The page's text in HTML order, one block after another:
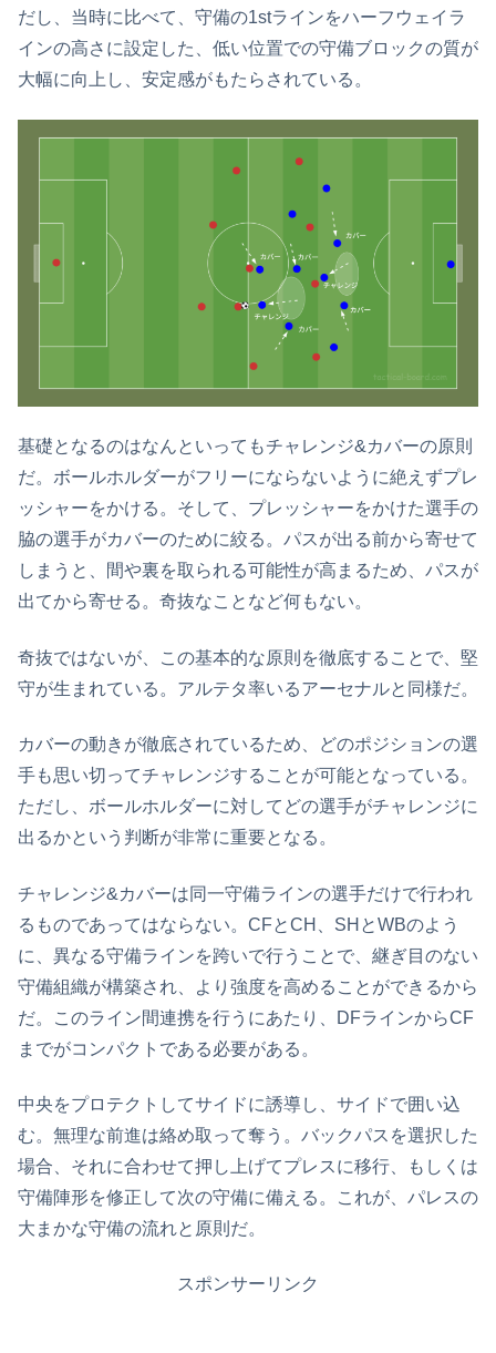
だし、当時に比べて、守備の1stラインをハーフウェイラ
インの高さに設定した、低い位置での守備ブロックの質が
大幅に向上し、安定感がもたらされている。
基礎となるのはなんといってもチャレンジ&カバーの原則
だ。ボールホルダーがフリーにならないように絶えずプレ
ッシャーをかける。そして、プレッシャーをかけた選手の
脇の選手がカバーのために絞る。パスが出る前から寄せて
しまうと、間や裏を取られる可能性が高まるため、パスが
出てから寄せる。奇抜なことなど何もない。
奇抜ではないが、この基本的な原則を徹底することで、堅
守が生まれている。アルテタ率いるアーセナルと同様だ。
カバーの動きが徹底されているため、どのポジションの選
手も思い切ってチャレンジすることが可能となっている。
ただし、ボールホルダーに対してどの選手がチャレンジに
出るかという判断が非常に重要となる。
チャレンジ&カバーは同一守備ラインの選手だけで行われ
るものであってはならない。CFとCH、SHとWBのよう
に、異なる守備ラインを跨いで行うことで、継ぎ目のない
守備組織が構築され、より強度を高めることができるから
だ。このライン間連携を行うにあたり、DFラインからCF
までがコンパクトである必要がある。
中央をプロテクトしてサイドに誘導し、サイドで囲い込
む。無理な前進は絡め取って奪う。バックパスを選択した
場合、それに合わせて押し上げてプレスに移行、もしくは
守備陣形を修正して次の守備に備える。これが、パレスの
大まかな守備の流れと原則だ。
スポンサーリンク